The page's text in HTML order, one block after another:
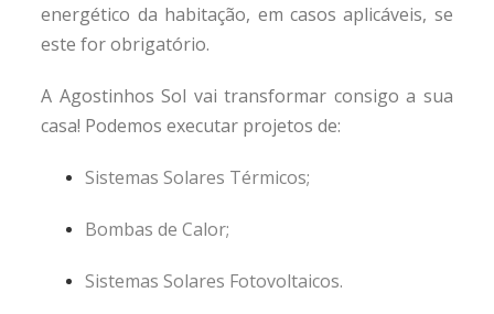
energético da habitação, em casos aplicáveis, se
este for obrigatório.
A Agostinhos Sol vai transformar consigo a sua
casa! Podemos executar projetos de:
Sistemas Solares Térmicos;
Bombas de Calor;
Sistemas Solares Fotovoltaicos.